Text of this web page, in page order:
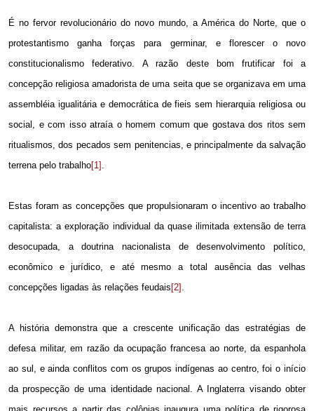
É no fervor revolucionário do novo mundo, a América do Norte, que o
protestantismo ganha forças para germinar, e florescer o novo
constitucionalismo federativo. A razão deste bom frutificar foi a
concepção religiosa amadorista de uma seita que se organizava em uma
assembléia igualitária e democrática de fieis sem hierarquia religiosa ou
social, e com isso atraía o homem comum que gostava dos ritos sem
ritualismos, dos pecados sem penitencias, e principalmente da salvação
terrena pelo trabalho[1] .
Estas foram as concepções que propulsionaram o incentivo ao trabalho
capitalista: a exploração individual da quase ilimitada extensão de terra
desocupada, a doutrina nacionalista de desenvolvimento político,
econômico e jurídico, e até mesmo a total ausência das velhas
concepções ligadas às relações feudais [2] .
A história demonstra que a crescente unificação das estratégias de
defesa militar, em razão da ocupação francesa ao norte, da espanhola
ao sul, e ainda conflitos com os grupos indígenas ao centro, foi o início
da prospecção de uma identidade nacional. A Inglaterra visando obter